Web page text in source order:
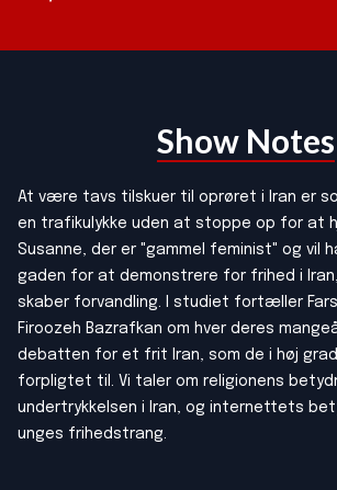
Show Notes
At være tavs tilskuer til oprøret i Iran er
en trafikulykke uden at stoppe op for at
Susanne, der er "gammel feminist" og vil
gaden for at demonstrere for frihed i
skaber forvandling. I studiet fortæller
Firoozeh Bazrafkan om hver deres
debatten for et frit Iran, som de i høj
forpligtet til. Vi taler om religionens
undertrykkelsen i Iran, og internettets
unges frihedstrang.